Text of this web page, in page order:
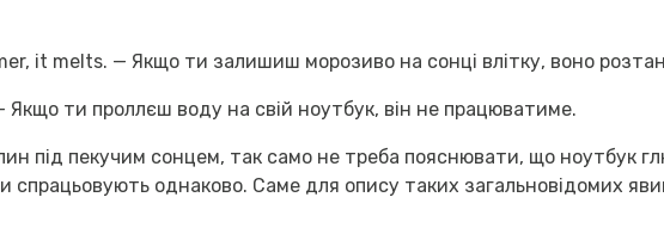
it melts. — Якщо ти залишиш морозиво на сонці влітку, воно
ти проллєш воду на свій ноутбук, він не працюватиме.
під пекучим сонцем, так само не треба пояснювати, що ноутбук
однаково. Саме для опису таких загальновідомих